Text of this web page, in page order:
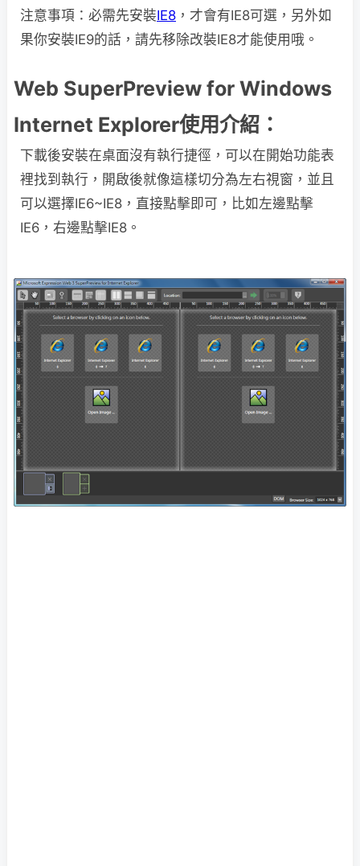
注意事項：必需先安裝IE8 ，才會有IE8可選，另外如
果你安裝IE9的話，請先移除改裝IE8才能使用哦。
Web SuperPreview for Windows
Internet Explorer使用介紹：
下載後安裝在桌面沒有執行捷徑，可以在開始功能表
裡找到執行，開啟後就像這樣切分為左右視窗，並且
可以選擇IE6~IE8，直接點擊即可，比如左邊點擊
IE6，右邊點擊IE8。